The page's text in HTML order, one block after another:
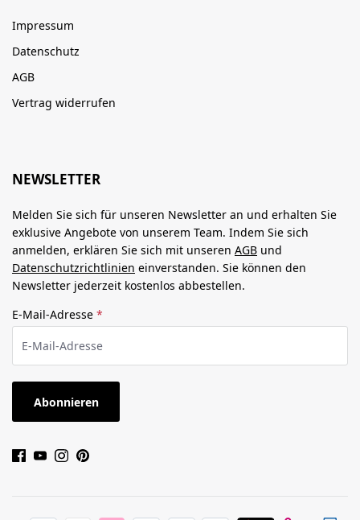
Impressum
Datenschutz
AGB
Vertrag widerrufen
NEWSLETTER
Melden Sie sich für unseren Newsletter an und erhalten Sie
exklusive Angebote von unserem Team. Indem Sie sich
anmelden, erklären Sie sich mit unseren AGB und
Datenschutzrichtlinien einverstanden. Sie können den
Newsletter jederzeit kostenlos abbestellen.
E-Mail-Adresse *
Abonnieren